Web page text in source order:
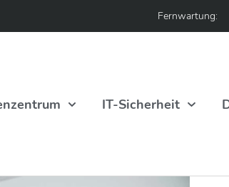
Fernwartung:
IT-Sicherheit